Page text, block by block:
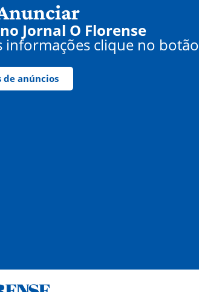
Jornal O Florense
informações clique no botão
de anúncios